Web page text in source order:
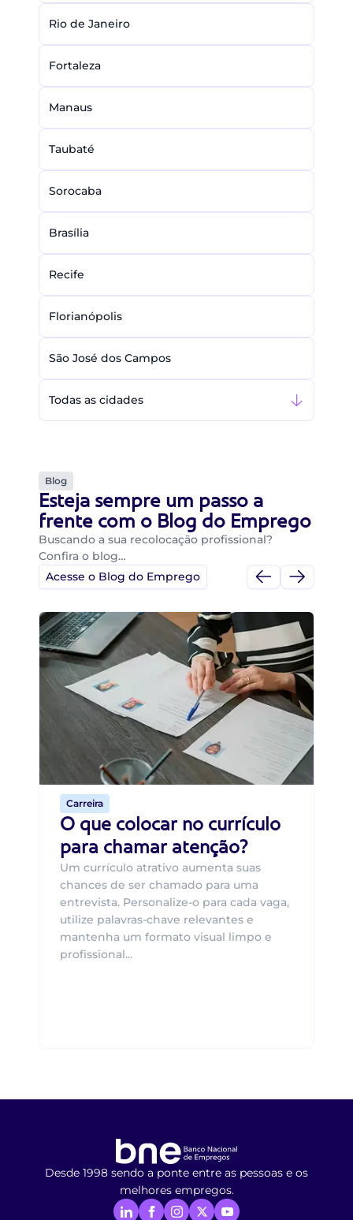
Rio de Janeiro
Fortaleza
Manaus
Taubaté
Sorocaba
Brasília
Recife
Florianópolis
São José dos Campos
Todas as cidades
Blog
Esteja sempre um passo a
frente com o Blog do Emprego
Buscando a sua recolocação profissional?
Confira o blog…
Acesse o Blog do Emprego
Carreira
O que colocar no currículo
para chamar atenção?
Um currículo atrativo aumenta suas
chances de ser chamado para uma
entrevista. Personalize-o para cada vaga,
utilize palavras-chave relevantes e
mantenha um formato visual limpo e
profissional...
Desde 1998 sendo a ponte entre as pessoas e os
melhores empregos.